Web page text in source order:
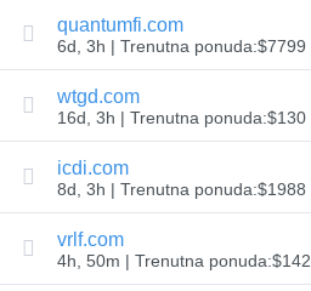
Alati
Pretraga
vlasnika
Procena
domena
za
predloge
Bezbednost
domena
Upravljanje
quantumfi.com
6d, 3h | Trenutna ponuda:$7799
wtgd.com
16d, 3h | Trenutna ponuda:$130
icdi.com
8d, 3h | Trenutna ponuda:$1988
vrlf.com
4h, 50m | Trenutna ponuda:$142